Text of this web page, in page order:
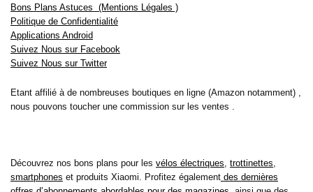
Bons Plans Astuces (Mentions Légales )
Politique de Confidentialité
Applications Android
Suivez Nous sur Facebook
Suivez Nous sur Twitter
Etant affilié à de nombreuses boutiques en ligne (Amazon notamment) ,
nous pouvons toucher une commission sur les ventes .
Découvrez nos bons plans pour les vélos électriques trottinettes
smartphones et produits Xiaomi. Profitez également des dernières